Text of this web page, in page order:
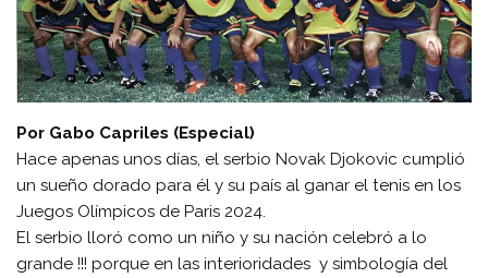
Por Gabo Capriles (Especial)
Hace apenas unos días, el serbio Novak Djokovic cumplió
un sueño dorado para él y su país al ganar el tenis en los
Juegos Olímpicos de Paris 2024.
El serbio lloró como un niño y su nación celebró a lo
grande !!! porque en las interioridades y simbología del